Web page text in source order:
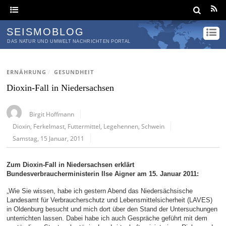
SEISMOBLOG
DAS NATUR UND UMWELT NACHRICHTEN PORTAL
ERNÄHRUNG / GESUNDHEIT
Dioxin-Fall in Niedersachsen
Birgit Hoffmann
Dioxin Ferkelmast Futtermittel Legehennen ,Schwein
Samstag, 15 Januar, 2011
Zum Dioxin-Fall in Niedersachsen erklärt
Bundesverbraucherministerin Ilse Aigner am 15. Januar 2011:
„Wie Sie wissen, habe ich gestern Abend das Niedersächsische
Landesamt für Verbraucherschutz und Lebensmittelsicherheit (LAVES)
in Oldenburg besucht und mich dort über den Stand der Untersuchungen
unterrichten lassen. Dabei habe ich auch Gespräche geführt mit dem